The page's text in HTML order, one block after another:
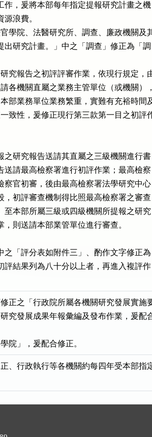
作，爰將本部每年指定提報研究計畫之機
源浪費。
學院、法醫研究所、調查、廉政機關及
出研究計畫。」中之「調查」修正為「調
究報告之初評評審作業，依現行規定，
各機關直屬之業務主管單位（或機關），
部業務單位業務繁重，實難有充裕時間
致性，爰修正現行第三款第一目之初評
之研究報告送請其直屬之三級機關進行書
送請最高檢察署進行初評作業；最高檢察
察官初審，後由最高檢察署法學研究中心
，初評審查機制得比照最高檢察署之審查
至本部所屬三級或四級機關所提報之研究
，則送請本部業管單位進行審查。
之「評分表如附件三」、酌作文字修正為
評結果列為八十分以上者，再進入複評作
正之「行政院所屬各機關研究發展實施
究發展成果年報彙編及發布作業，爰配
院」，爰配合修正。
、行政執行等各機關約每四年受本部指